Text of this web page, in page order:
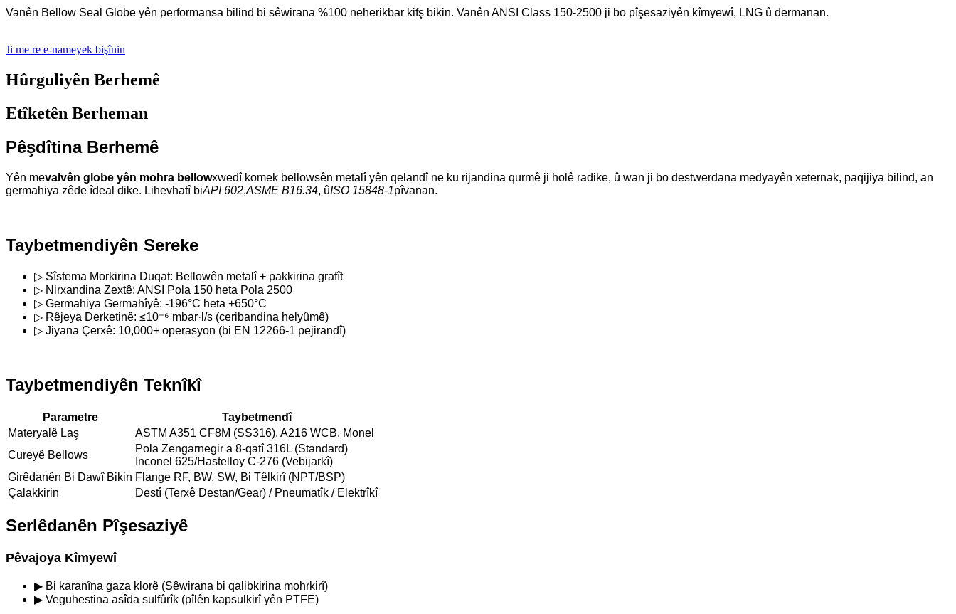
Vanên Bellow Seal Globe yên performansa bilind bi sêwirana %100 neherikbar kifş bikin. Vanên ANSI Class 150-2500 ji bo pîşesaziyên kîmyewî, LNG û dermanan.
Ji me re e-nameyek bişînin
Hûrguliyên Berhemê
Etîketên Berheman
Pêşdîtina Berhemê
Yên mevalvên globe yên mohra bellowxwedî komek bellowsên metalî yên qelandî ne ku rijandina qurmê ji holê radike, û wan ji bo destwerdana medyayên xeternak, paqijiya bilind, an
germahiya zêde îdeal dike. Lihevhatî biAPI 602,ASME B16.34, ûISO 15848-1pîvanan.
Taybetmendiyên Sereke
▷ Sîstema Morkirina Duqat: Bellowên metalî + pakkirina grafît
▷ Nirxandina Zextê: ANSI Pola 150 heta Pola 2500
▷ Germahiya Germahîyê: -196°C heta +650°C
▷ Rêjeya Derketinê: ≤10⁻⁶ mbar·l/s (ceribandina helyûmê)
▷ Jiyana Çerxê: 10,000+ operasyon (bi EN 12266-1 pejirandî)
Taybetmendiyên Teknîkî
Parametre
Taybetmendî
Materyalê Laş
ASTM A351 CF8M (SS316), A216 WCB, Monel
Cureyê Bellows
Pola Zengarnegir a 8-qatî 316L (Standard)
Inconel 625/Hastelloy C-276 (Vebijarkî)
Girêdanên Bi Dawî Bikin Flange RF, BW, SW, Bi Têlkirî (NPT/BSP)
Çalakkirin
Destî (Terxê Destan/Gear) / Pneumatîk / Elektrîkî
Serlêdanên Pîşesaziyê
Pêvajoya Kîmyewî
▶ Bi karanîna gaza klorê (Sêwirana bi qalibkirina mohrkirî)
▶ Veguhestina asîda sulfûrîk (pîlên kapsulkirî yên PTFE)